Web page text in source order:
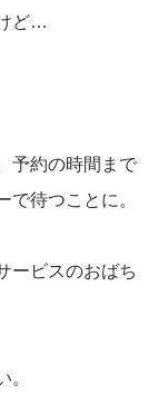
ど…
予約の時間まで
で待つことに。
ービスのおばち
。